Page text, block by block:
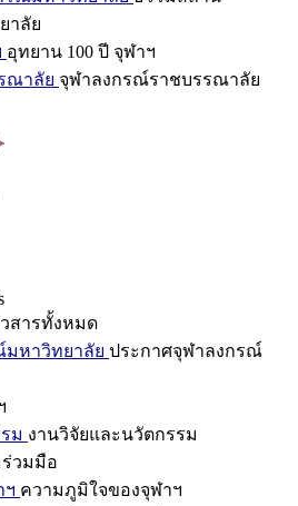
าลัย
อุทยาน 100 ปี จุฬาฯ
ณาลัย จุฬาลงกรณ์ราชบรรณาลัย
สารทั้งหมด
มหาวิทยาลัย ประกาศจุฬาลงกรณ์
ม งานวิจัยและนวัตกรรม
วมมือ
ฯ ความภูมิใจของจุฬาฯ